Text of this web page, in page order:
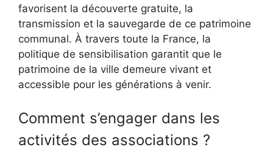
favorisent la découverte gratuite, la
transmission et la sauvegarde de ce patrimoine
communal. À travers toute la France, la
politique de sensibilisation garantit que le
patrimoine de la ville demeure vivant et
accessible pour les générations à venir.
Comment s’engager dans les
activités des associations ?